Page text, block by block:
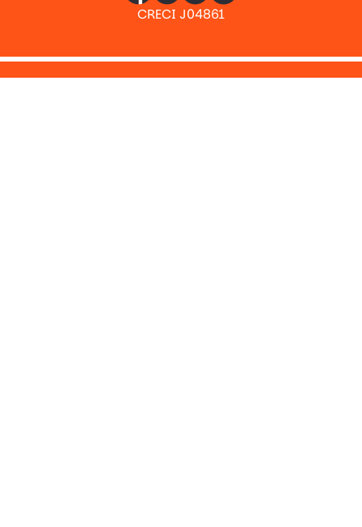
CRECI J04861